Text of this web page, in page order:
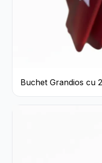
Buchet Grandios cu
Roșii